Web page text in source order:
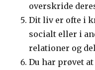
overskride
Dit liv er ofte i
socialt eller i
relationer og
Du har prøvet